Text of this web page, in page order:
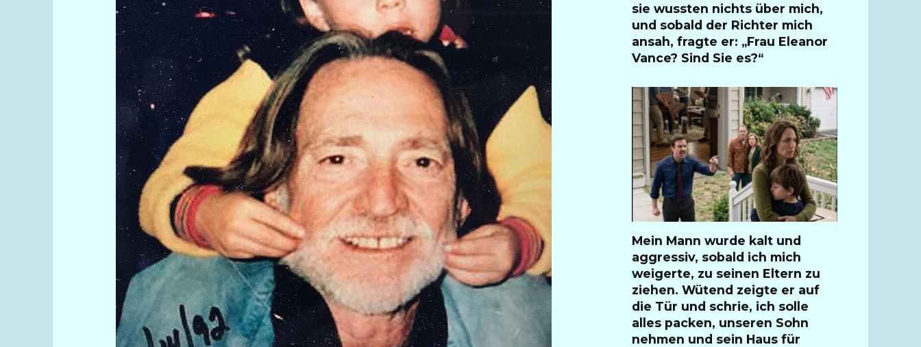
sie wussten nichts über mich,
und sobald der Richter mich
ansah, fragte er: „Frau Eleanor
Vance? Sind Sie es?“
Mein Mann wurde kalt und
aggressiv, sobald ich mich
weigerte, zu seinen Eltern zu
ziehen. Wütend zeigte er auf
die Tür und schrie, ich solle
alles packen, unseren Sohn
nehmen und sein Haus für